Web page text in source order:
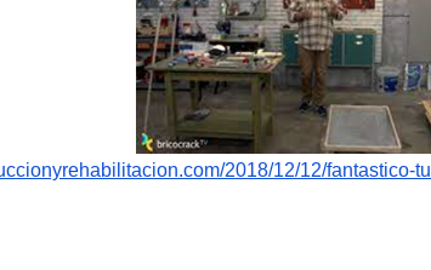
2018/12/12/fantastico-